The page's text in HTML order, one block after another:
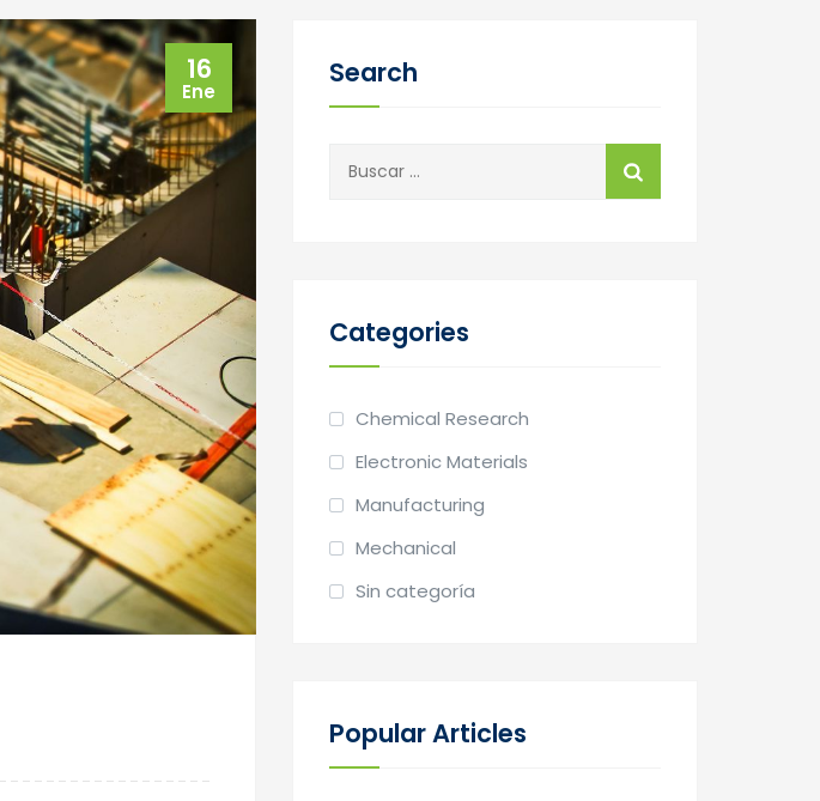
16
Ene
Search
Categories
Chemical Research
Electronic Materials
Manufacturing
Mechanical
Sin categoría
Popular Articles